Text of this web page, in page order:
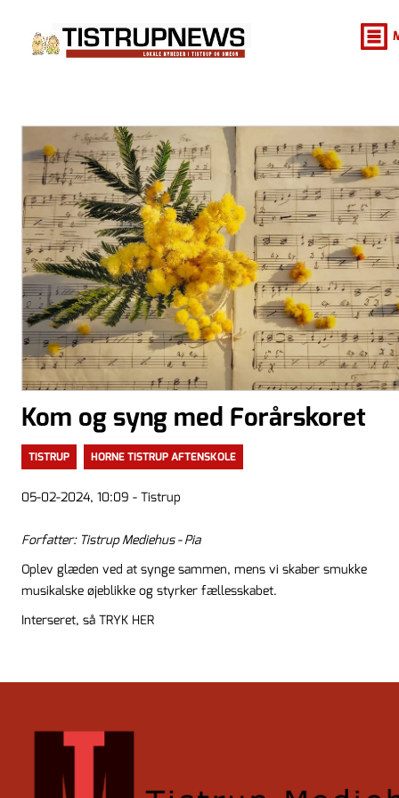
Kom og syng med Forårskoret
TISTRUP HORNE TISTRUP AFTENSKOLE
05-02-2024, 10:09 - Tistrup
Forfatter: Tistrup Mediehus - Pia
Oplev glæden ved at synge sammen, mens vi skaber smukke
musikalske øjeblikke og styrker fællesskabet.
Interseret, så TRYK HER